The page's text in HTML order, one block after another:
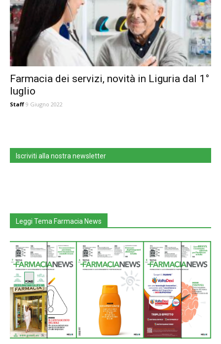
Farmacia dei servizi, novità in Liguria dal 1°
luglio
Staff 9 Giugno 2022
Iscriviti alla nostra newsletter
Leggi Tema Farmacia News